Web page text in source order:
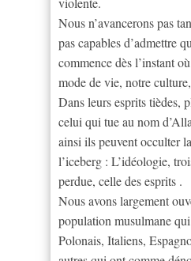
Nous n’avancerons pas
pas capables d’admettre
commence dès l’instant
mode de vie, notre
Dans leurs esprits tièdes,
celui qui tue au nom
ainsi ils peuvent occulter
l’iceberg : L’idéologie,
perdue, celle des esprits .
Nous avons largement
population musulmane
Polonais, Italiens,